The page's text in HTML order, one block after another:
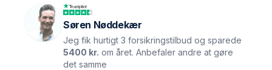
Søren Nøddekær
Jeg fik hurtigt 3 forsikringstilbud og sparede
5400 kr. om året. Anbefaler andre at gøre
det samme